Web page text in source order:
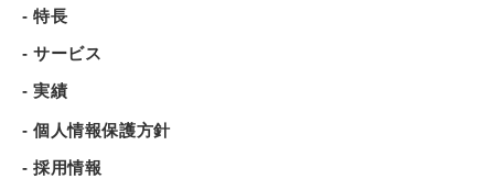
- 特長
- サービス
- 実績
- 個人情報保護方針
- 採用情報